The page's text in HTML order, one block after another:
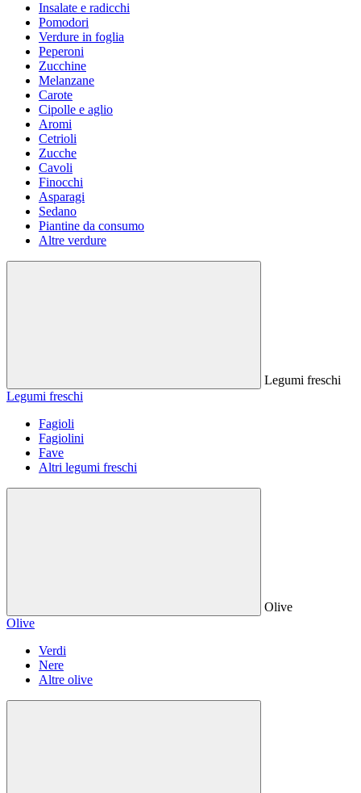
Insalate e radicchi
Pomodori
Verdure in foglia
Peperoni
Zucchine
Melanzane
Carote
Cipolle e aglio
Aromi
Cetrioli
Zucche
Cavoli
Finocchi
Asparagi
Sedano
Piantine da consumo
Altre verdure
Legumi freschi
Legumi freschi
Fagioli
Fagiolini
Fave
Altri legumi freschi
Olive
Olive
Verdi
Nere
Altre olive